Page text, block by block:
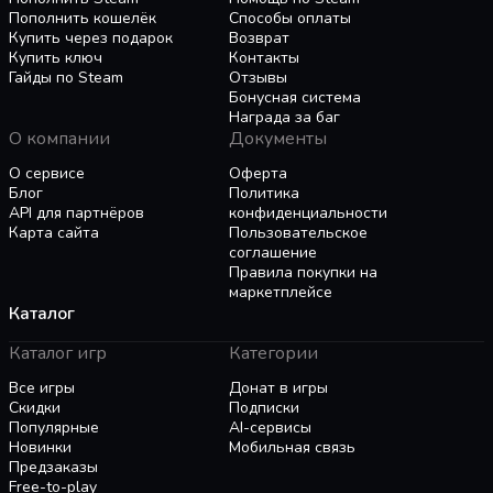
Пополнить кошелёк
Купить через подарок
Купить ключ
Гайды по Steam
Способы оплаты
Возврат
Контакты
Отзывы
Бонусная система
Награда за баг
О компании
О сервисе
Блог
API для партнёров
Карта сайта
Документы
Оферта
Политика
конфиденциальности
Пользовательское
соглашение
Правила покупки на
маркетплейсе
Каталог
Каталог игр
Все игры
Скидки
Популярные
Новинки
Предзаказы
Free-to-play
Категории
Донат в игры
Подписки
AI-сервисы
Мобильная связь